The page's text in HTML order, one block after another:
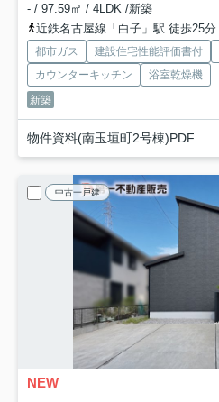
- / 97.59㎡ / 4LDK /新築
近鉄名古屋線「白子」駅 徒歩25分
都市ガス 建設住宅性能評価書付
カウンターキッチン
浴室乾燥機
新築
物件資料(南玉垣町2号棟)PDF
中古一戸建
NEW